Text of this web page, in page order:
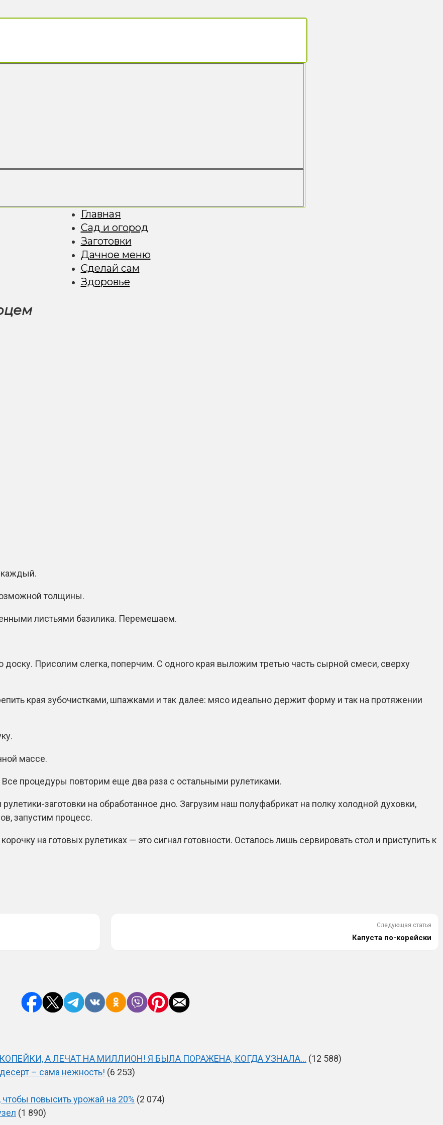
Главная
Сад и огород
Заготовки
Дачное меню
Сделай сам
Здоровье
каждый.
толщины.
листьями базилика. Перемешаем.
Присолим слегка, поперчим. С одного края выложим третью часть сырной смеси, сверху
края зубочистками, шпажками и так далее: мясо идеально держит форму и так на протяжении
массе.
Все процедуры повторим еще два раза с остальными рулетиками.
заготовки на обработанное дно. Загрузим наш полуфабрикат на полку холодной духовки,
запустим процесс.
на готовых рулетиках — это сигнал готовности. Осталось лишь сервировать стол и приступить к
Следующая статья
Капуста по-корейски
А ЛЕЧАТ НА МИЛЛИОН! Я БЫЛА ПОРАЖЕНА, КОГДА УЗНАЛА… (12 588)
– сама нежность! (6 253)
чтобы повысить урожай на 20% (2 074)
(1 890)